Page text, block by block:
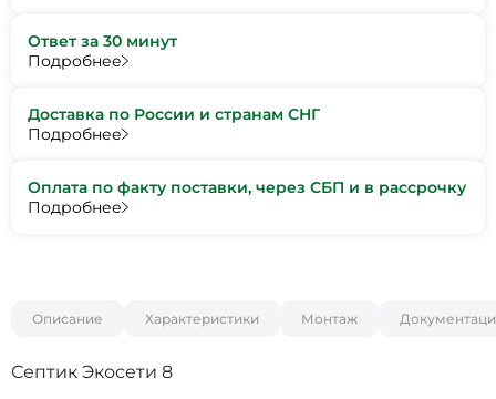
Ответ за 30 минут
Подробнее
Доставка по России и странам СНГ
Подробнее
Оплата по факту поставки, через СБП и в рассрочку
Подробнее
Описание Характеристики Монтаж
Септик Экосети 8